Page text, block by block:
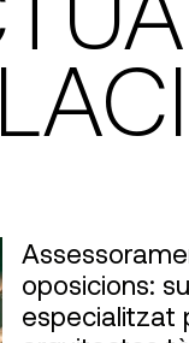
oposicions:
especialitzat